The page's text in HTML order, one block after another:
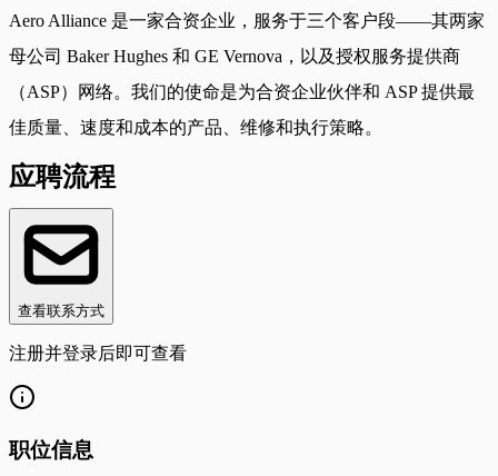
Aero Alliance 是一家合资企业，服务于三个客户段——其两家
母公司 Baker Hughes 和 GE Vernova，以及授权服务提供商
（ASP）网络。我们的使命是为合资企业伙伴和 ASP 提供最
佳质量、速度和成本的产品、维修和执行策略。
应聘流程
查看联系方式
注册并登录后即可查看
职位信息